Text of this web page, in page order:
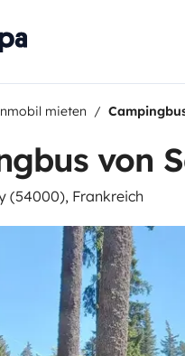
mieten
von
(54000), Frankreich